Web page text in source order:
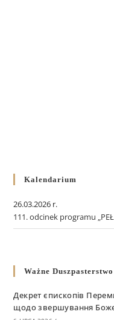
Kalendarium
26.03.2026 r.
111. odcinek programu
Ważne Duszpasterstwo
Декрет єпископів
щодо звершування